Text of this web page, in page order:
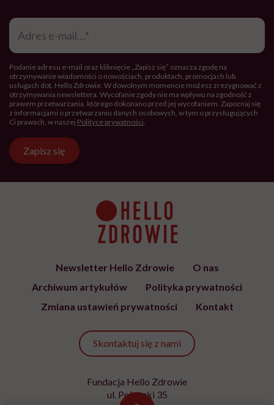
Adres
mail*
Podanie adresu e-mail oraz kliknięcie „Zapisz się” oznacza zgodę na
otrzymywanie wiadomości o nowościach, produktach, promocjach lub
usługach dot. Hello Zdrowie. W dowolnym momencie możesz zrezygnować z
otrzymywania newslettera. Wycofanie zgody nie ma wpływu na zgodność z
prawem przetwarzania, którego dokonano przed jej wycofaniem. Zapoznaj się
z informacjami o przetwarzaniu danych osobowych, w tym o przysługujących
Ci prawach, w naszej Polityce prywatności.
Zapisz się
Newsletter Hello Zdrowie
O nas
Archiwum artykułów
Polityka prywatności
Zmiana ustawień prywatności
Kontakt
Skontaktuj się z nami
Fundacja Hello Zdrowie
ul. Poleczki 35